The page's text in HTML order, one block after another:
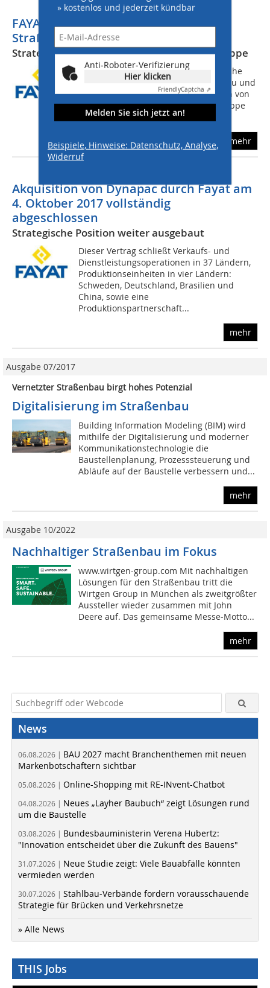
» kostenlos und jederzeit kündbar
Anti-Roboter-Verifizierung
Hier klicken
FriendlyCaptcha ⇗
Melden Sie sich jetzt an!
Beispiele, Hinweise: Datenschutz, Analyse,
Widerruf
FAYAT Gruppe übernimmt die
Straßenbausparte von Atlas Copco
Strategische Position für Dynapac in der Gruppe
Die Fayat Gruppe plant ihre strategische
Position bei Maschinen für Straßenbau und
-instandhaltung durch die Akquisition von
Dynapac zu verstärken. Die Fayat Gruppe
verfügt bereits über...
mehr
Akquisition von Dynapac durch Fayat am
4. Oktober 2017 vollständig
abgeschlossen
Strategische Position weiter ausgebaut
Dieser Vertrag schließt Verkaufs- und
Dienstleistungsoperationen in 37 Ländern,
Produktionseinheiten in vier Ländern:
Schweden, Deutschland, Brasilien und
China, sowie eine
Produktionspartnerschaft...
mehr
Ausgabe 07/2017
Vernetzter Straßenbau birgt hohes Potenzial
Digitalisierung im Straßenbau
Building Information Modeling (BIM) wird
mithilfe der Digitalisierung und moderner
Kommunikationstechnologie die
Baustellenplanung, Prozesssteuerung und
Abläufe auf der Baustelle verbessern und...
mehr
Ausgabe 10/2022
Nachhaltiger Straßenbau im Fokus
www.wirtgen-group.com Mit nachhaltigen
Lösungen für den Straßenbau tritt die
Wirtgen Group in München als zweitgrößter
Aussteller wieder zusammen mit John
Deere auf. Das gemeinsame Messe-Motto...
mehr
News
06.08.2026 | BAU 2027 macht Branchenthemen mit neuen
Markenbotschaftern sichtbar
05.08.2026 | Online-Shopping mit RE-INvent-Chatbot
04.08.2026 | Neues „Layher Baubuch“ zeigt Lösungen rund
um die Baustelle
03.08.2026 | Bundesbauministerin Verena Hubertz:
"Innovation entscheidet über die Zukunft des Bauens"
31.07.2026 | Neue Studie zeigt: Viele Bauabfälle könnten
vermieden werden
30.07.2026 | Stahlbau-Verbände fordern vorausschauende
Strategie für Brücken und Verkehrsnetze
» Alle News
THIS Jobs